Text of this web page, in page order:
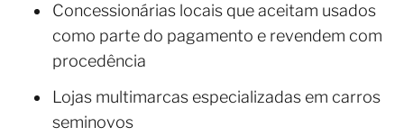
Concessionárias locais que aceitam usados
como parte do pagamento e revendem com
procedência
Lojas multimarcas especializadas em carros
seminovos